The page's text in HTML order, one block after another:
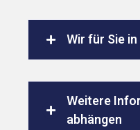
Wir für Sie
Weitere
abhängen